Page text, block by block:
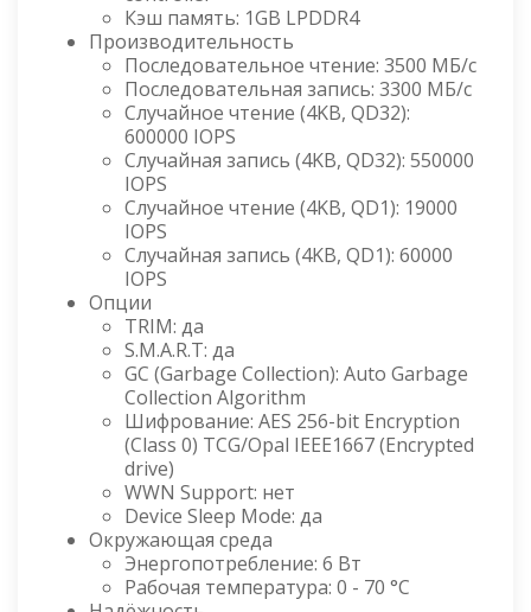
Кэш память: 1GB LPDDR4
Производительность
Последовательное чтение: 3500 МБ/с
Последовательная запись: 3300 МБ/с
Случайное чтение (4KB, QD32):
600000 IOPS
Случайная запись (4KB, QD32): 550000
IOPS
Случайное чтение (4KB, QD1): 19000
IOPS
Случайная запись (4KB, QD1): 60000
IOPS
Опции
TRIM: да
S.M.A.R.T: да
GC (Garbage Collection): Auto Garbage
Collection Algorithm
Шифрование: AES 256-bit Encryption
(Class 0) TCG/Opal IEEE1667 (Encrypted
drive)
WWN Support: нет
Device Sleep Mode: да
Окружающая среда
Энергопотребление: 6 Вт
Рабочая температура: 0 - 70 °C